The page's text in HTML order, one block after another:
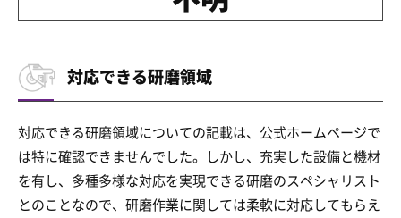
対応できる研磨領域
対応できる研磨領域についての記載は、公式ホームページで
は特に確認できませんでした。しかし、充実した設備と機材
を有し、多種多様な対応を実現できる研磨のスペシャリスト
とのことなので、研磨作業に関しては柔軟に対応してもらえ